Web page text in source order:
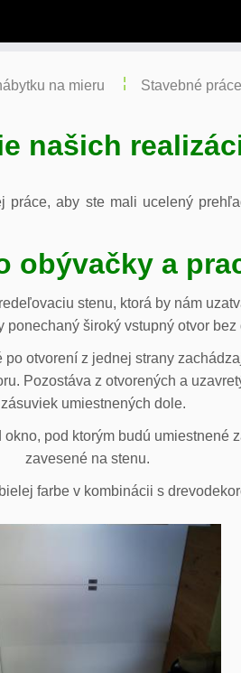
na mieru Stavebné práce
našich
práce, aby ste mali ucelený
obývačky a
stenu, ktorá by nám
ponechaný široký vstupný otvor bez
otvorení z jednej strany
Pozostáva z otvorených a
umiestnených dole.
pod ktorým budú umiestnené
zavesené na stenu.
farbe v kombinácii s